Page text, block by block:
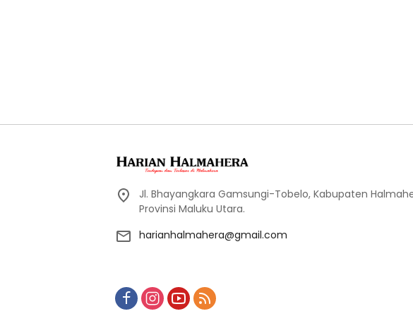
Jl. Bhayangkara Gamsungi-Tobelo, Kabupaten
Provinsi Maluku Utara.
harianhalmahera@gmail.com